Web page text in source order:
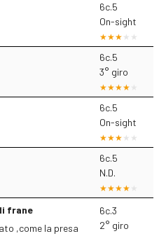
6c.5
On-sight
6c.5
3° giro
6c.5
On-sight
6c.5
N.D.
frane
,come la presa
6c.3
2° giro